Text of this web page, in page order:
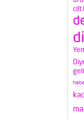
cilt